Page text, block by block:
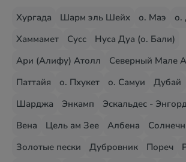
Хургада Шарм эль Шейх о. Маэ
о.
Хаммамет
Сусс
Нуса Дуа (о. Бали)
Ари (Алифу) Атолл
Северный Мале
Паттайя
о. Пхукет о. Самуи Дубай
Шарджа
Энкамп Эскальдес -
Вена
Цель ам Зее Албена
Золотые пески
Дубровник Пореч